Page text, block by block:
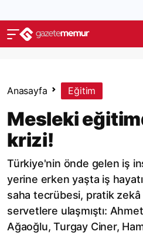
Anasayfa Eğitim
Mesleki
krizi!
Türkiye'nin önde gelen iş
yerine erken yaşta iş
saha tecrübesi, pratik
servetlere ulaşmıştı:
Ağaoğlu, Turgay Ciner,